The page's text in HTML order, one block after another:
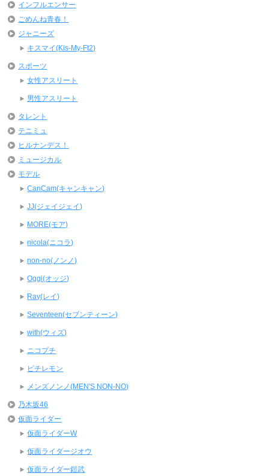
インフルエンサー
ごめんね青春！
ジャニーズ
キスマイ(Kis-My-Ft2)
スポーツ
女性アスリート
男性アスリート
タレント
テニミュ
ヒルナンデス！
ミュージカル
モデル
CanCam(キャンキャン)
JJ(ジェイジェイ)
MORE(モア)
nicola(ニコラ)
non-no(ノンノ)
Oggi(オッジ)
Ray(レイ)
Seventeen(セブンティーン)
with(ウィズ)
ニコプチ
ピチレモン
メンズノンノ(MEN'S NON-NO)
乃木坂46
仮面ライダー
仮面ライダーW
仮面ライダージオウ
仮面ライダー鎧武